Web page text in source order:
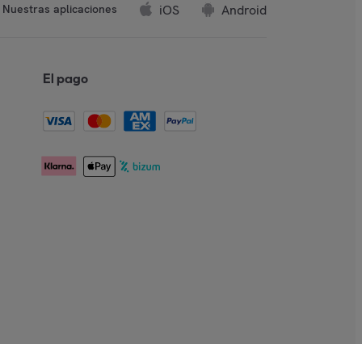
Nuestras aplicaciones iOS Android
El pago